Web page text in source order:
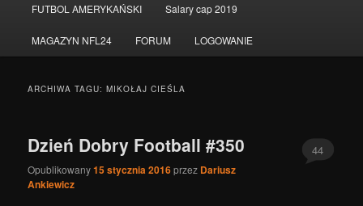
do
tekstu
do
widgetów
FUTBOL AMERYKAŃSKI Salary cap 2019
MAGAZYN NFL24 FORUM LOGOWANIE
ARCHIWA TAGU:MIKOŁAJ CIEŚLA
Dzień Dobry Football #350
Opublikowany15 stycznia 2016przez Dariusz
Ankiewicz
44